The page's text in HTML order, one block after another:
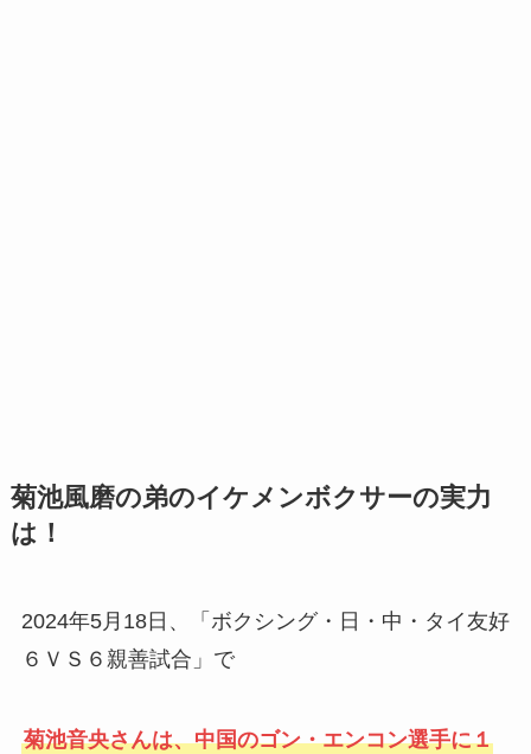
菊池風磨の弟のイケメンボクサーの実力
は！
2024年5月18日、「ボクシング・日・中・タイ友好
６ＶＳ６親善試合」で
菊池音央さんは、中国のゴン・エンコン選手に１